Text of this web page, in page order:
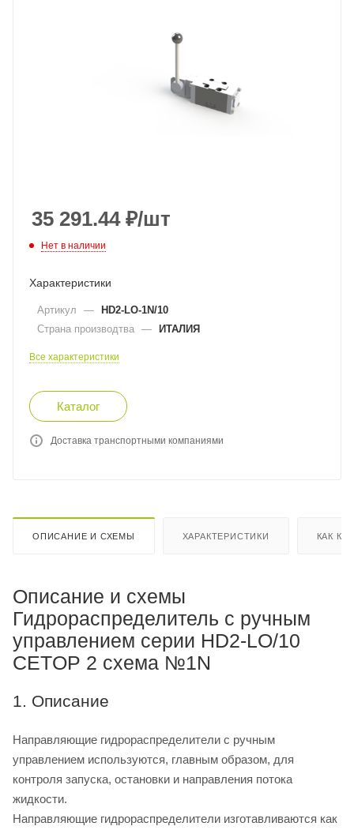
35 291.44₽/шт
Нет в наличии
Характеристики
Артикул — HD2-LO-1N/10
Страна производтва — ИТАЛИЯ
Все характеристики
Каталог
Доставка транспортными компаниями
ОПИСАНИЕ И СХЕМЫ ХАРАКТЕРИСТИКИ КАК
Описание и схемы
Гидрораспределитель с ручным
управлением серии HD2-LO/10
CETOP 2 схема №1N
1. Описание
Направляющие гидрораспределители с ручным
управлением используются, главным образом, для
контроля запуска, остановки и направления потока
жидкости.
Направляющие гидрораспределители изготавливаются как